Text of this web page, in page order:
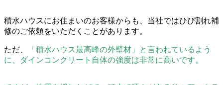
積水ハウスにお住まいのお客様からも、当社ではひび割れ補
修のご依頼をいただくことがあります。
ただ、
「積水ハウス最高峰の外壁材」と言われているよう
に、ダインコンクリート自体の強度は非常に高いです。